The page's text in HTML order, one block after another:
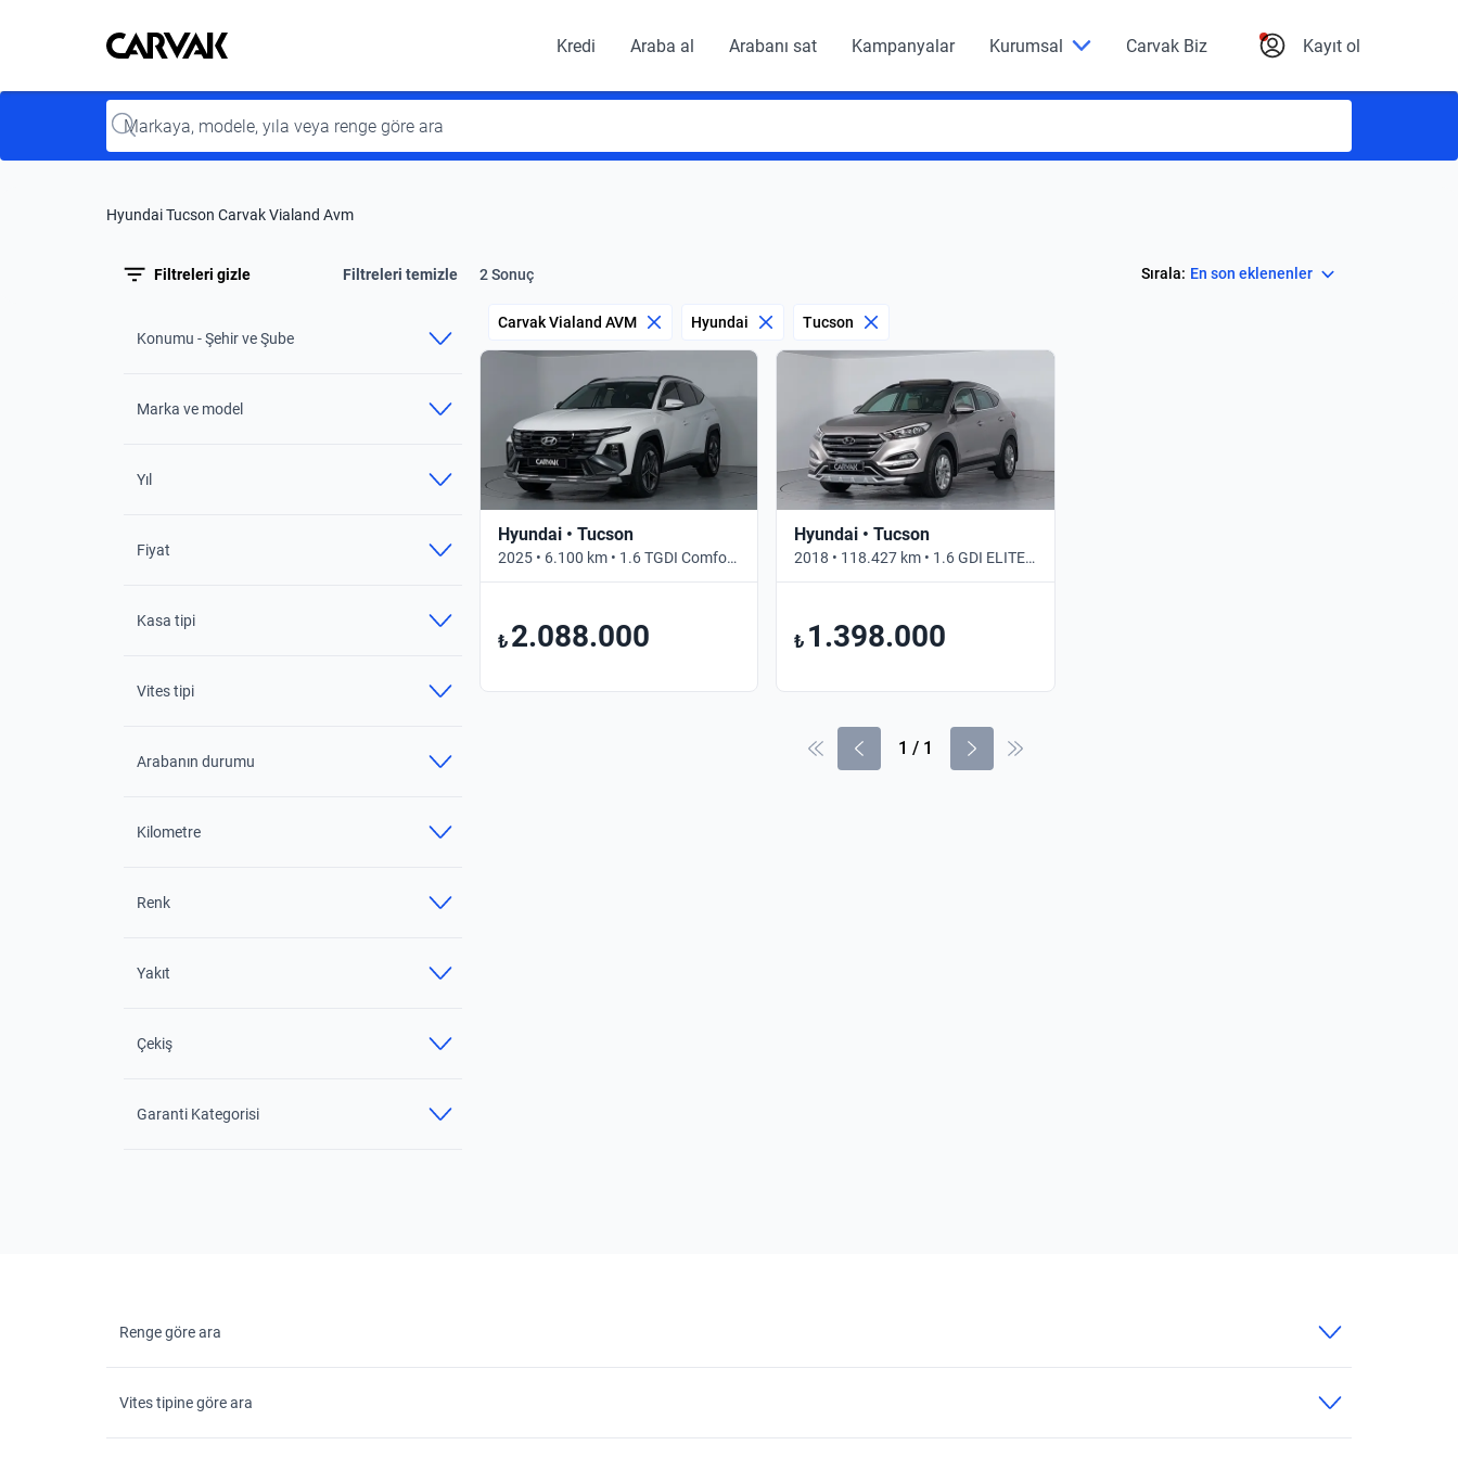
Kavak
Kavak Kredi Araba al Arabanı sat Kampanyalar Kurumsal Carvak Biz Kayıt ol
Input
Hyundai Tucson Carvak Vialand Avm
Filtreleri gizle Filtreleri temizle 2 Sonuç Sırala: En son eklenenler
Konumu - Şehir ve Şube
Marka ve model
Yıl
Fiyat
Kasa tipi
Vites tipi
Arabanın durumu
Kilometre
Renk
Yakıt
Çekiş
Garanti Kategorisi
Carvak Vialand AVM Hyundai Tucson
Hyundai • Tucson
2025 • 6.100 km • 1.6 TGDI Comfort • Otomatik
₺ 2.088.000
Hyundai • Tucson
2018 • 118.427 km • 1.6 GDI ELITE • Otomatik
₺ 1.398.000
1 / 1
Renge göre ara
Vites tipine göre ara